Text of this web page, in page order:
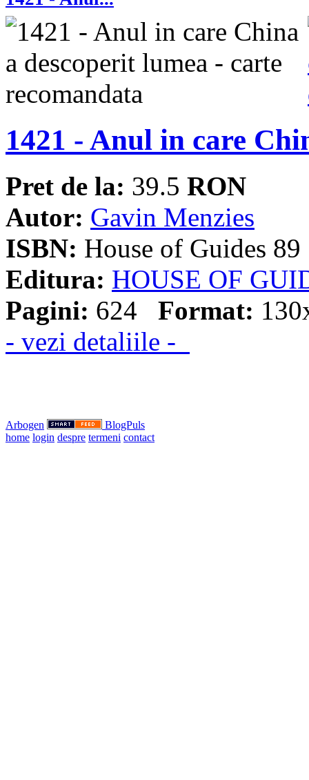
1421 - Anul in care
Pret de la: 39.5 RON
Autor: Gavin Menzies
ISBN: House of Guides 89
Editura: HOUSE OF
Pagini: 624 Format:
- vezi detaliile -
Arbogen
BlogPuls
home login despre termeni contact